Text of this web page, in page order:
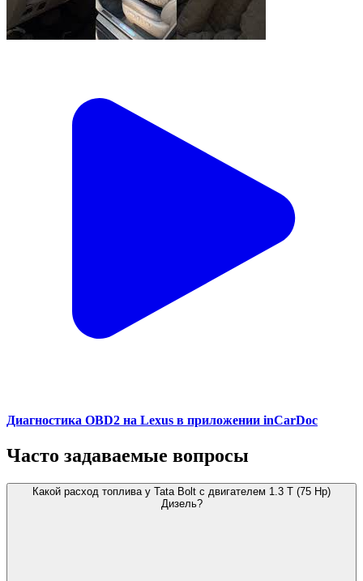
Диагностика OBD2 на Lexus в приложении inCarDoc
Часто задаваемые вопросы
Какой расход топлива у Tata Bolt с двигателем 1.3 T (75 Hp)
Дизель?